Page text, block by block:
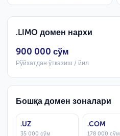
.LIMO домен нархи
900 000 сўм
Рўйхатдан ўтказиш / йил
Бошқа домен зоналари
.UZ
35 000 сўм
.COM
178 000 сўм